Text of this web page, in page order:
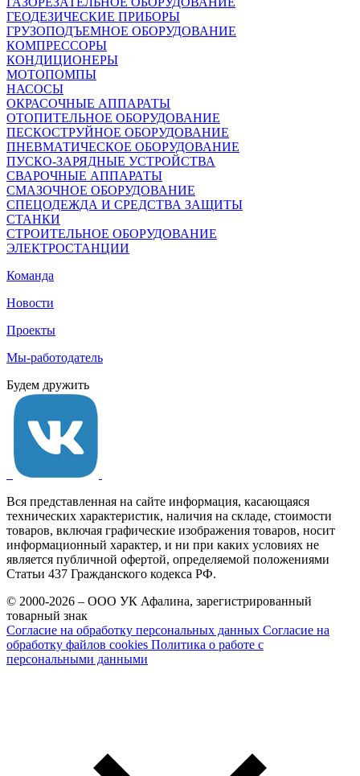
ГЕОДЕЗИЧЕСКИЕ ПРИБОРЫ
ГРУЗОПОДЪЕМНОЕ ОБОРУДОВАНИЕ
КОМПРЕССОРЫ
КОНДИЦИОНЕРЫ
МОТОПОМПЫ
НАСОСЫ
ОКРАСОЧНЫЕ АППАРАТЫ
ОТОПИТЕЛЬНОЕ ОБОРУДОВАНИЕ
ПЕСКОСТРУЙНОЕ ОБОРУДОВАНИЕ
ПНЕВМАТИЧЕСКОЕ ОБОРУДОВАНИЕ
ПУСКО-ЗАРЯДНЫЕ УСТРОЙСТВА
СВАРОЧНЫЕ АППАРАТЫ
СМАЗОЧНОЕ ОБОРУДОВАНИЕ
СПЕЦОДЕЖДА И СРЕДСТВА ЗАЩИТЫ
СТАНКИ
СТРОИТЕЛЬНОЕ ОБОРУДОВАНИЕ
ЭЛЕКТРОСТАНЦИИ
Команда
Новости
Проекты
Мы-работодатель
Будем дружить
Вся представленная на сайте информация, касающаяся
технических характеристик, наличия на складе, стоимости
товаров, включая графические изображения товаров, носит
информационный характер, и ни при каких условиях не
является публичной офертой, определяемой положениями
Статьи 437 Гражданского кодекса РФ.
© 2000-2026 – ООО УК Афалина, зарегистрированный
товарный знак
Согласие на обработку персональных данных Согласие на
обработку файлов cookies Политика о работе с
персональными данными